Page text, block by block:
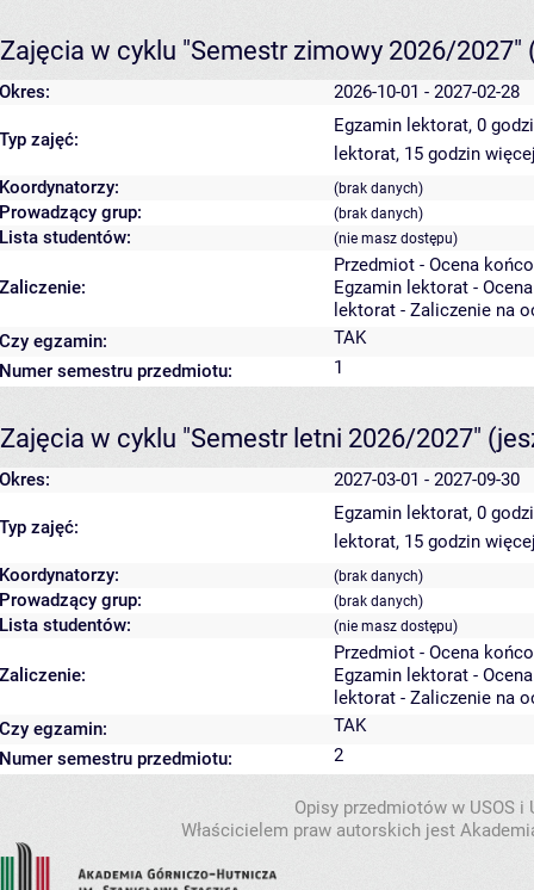
Zajęcia w cyklu "Semestr zimowy 2026/2027"
Okres: 2026-10-01 - 2027-02-28
Typ zajęć:
Egzamin lektorat, 0
lektorat, 15 godzin
Koordynatorzy:
(brak danych)
Prowadzący grup: (brak danych)
Lista studentów: (nie masz dostępu)
Zaliczenie:
Przedmiot - Ocena
Egzamin lektorat -
lektorat - Zaliczenie na
Czy egzamin:
TAK
Numer semestru przedmiotu:
1
Zajęcia w cyklu "Semestr letni 2026/2027"
Okres: 2027-03-01 - 2027-09-30
Typ zajęć:
Egzamin lektorat, 0
lektorat, 15 godzin
Koordynatorzy:
(brak danych)
Prowadzący grup: (brak danych)
Lista studentów: (nie masz dostępu)
Zaliczenie:
Przedmiot - Ocena
Egzamin lektorat -
lektorat - Zaliczenie na
Czy egzamin:
TAK
Numer semestru przedmiotu:
2
Opisy przedmiotów w USOS
Właścicielem praw autorskich jest